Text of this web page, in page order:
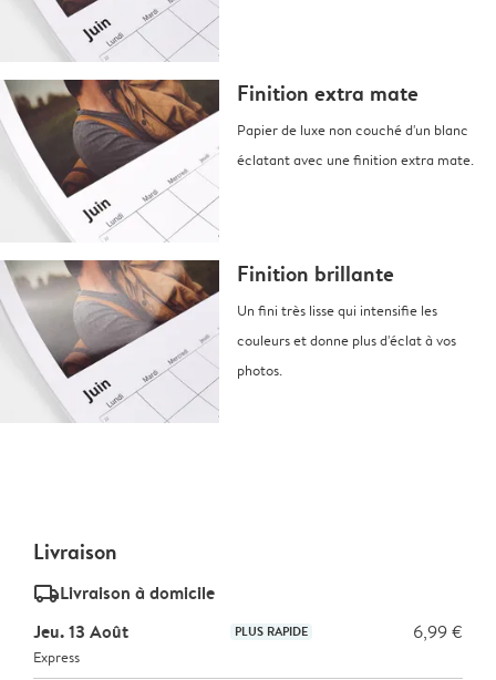
Finition extra mate
Papier de luxe non couché d'un blanc
éclatant avec une finition extra mate.
Finition brillante
Un fini très lisse qui intensifie les
couleurs et donne plus d'éclat à vos
photos.
Livraison
delivery_standard_v2Livraison à domicile
Jeu. 13 Août
PLUS RAPIDE 6,99 €
Express